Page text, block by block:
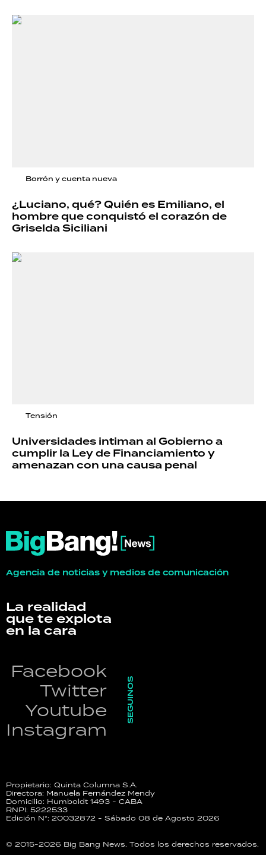
Borrón y cuenta nueva
¿Luciano, qué? Quién es Emiliano, el
hombre que conquistó el corazón de
Griselda Siciliani
Tensión
Universidades intiman al Gobierno a
cumplir la Ley de Financiamiento y
amenazan con una causa penal
Agencia de noticias y medios de comunicación
La realidad
que te explota
en la cara
Facebook
Twitter
Youtube
Instagram
SEGUINOS
Propietario: Quinta Columna S.A.
Directora: Manuela Fernández Mendy
Domicilio: Humboldt 1493 - CABA
RNPI: 5222533
Edición N°: 20032872 - Sábado 08 de Agosto 2026
© 2015-2026 Big Bang News. Todos los derechos reservados.